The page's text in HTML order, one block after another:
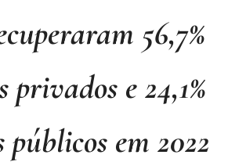
56,7%
e 24,1%
em 2022